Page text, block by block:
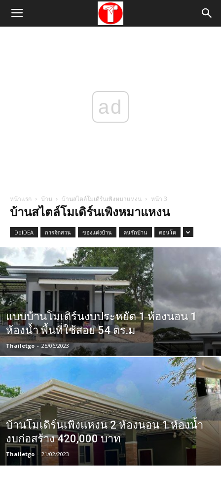
ad
หน้าแรก บ้าน บ้านสไตล์โมเดิร์นเพิงหมาแหงน หน้า 3
บ้านสไตล์โมเดิร์นเพิงหมาแหงน
DoIDEA การจัดสวน ของแต่งบ้าน คนรักบ้าน คอนโด
แบบบ้านโมเดิร์นงบประหยัด 1 ห้องนอน 1
ห้องน้ำ พื้นที่ใช้สอย 54 ตร.ม
Thailetgo - 25/06/2023
บ้านโมเดิร์นเพิงแหงน 2 ห้องนอน 1 ห้องน้ำ
งบก่อสร้าง 420,000 บาท
Thailetgo - 21/02/2023